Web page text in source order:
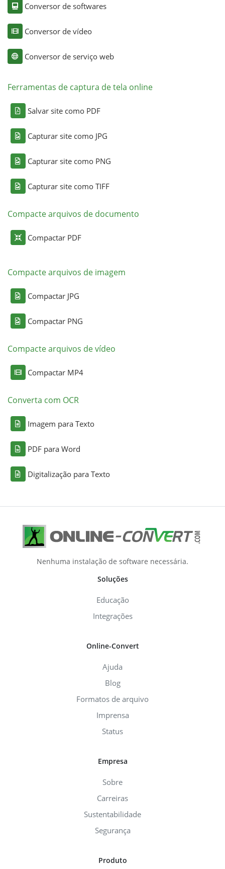
Conversor de softwares
Conversor de vídeo
Conversor de serviço web
Ferramentas de captura de tela online
Salvar site como PDF
Capturar site como JPG
Capturar site como PNG
Capturar site como TIFF
Compacte arquivos de documento
Compactar PDF
Compacte arquivos de imagem
Compactar JPG
Compactar PNG
Compacte arquivos de vídeo
Compactar MP4
Converta com OCR
Imagem para Texto
PDF para Word
Digitalização para Texto
Nenhuma instalação de software necessária.
Soluções
Educação
Integrações
Online-Convert
Ajuda
Blog
Formatos de arquivo
Imprensa
Status
Empresa
Sobre
Carreiras
Sustentabilidade
Segurança
Produto